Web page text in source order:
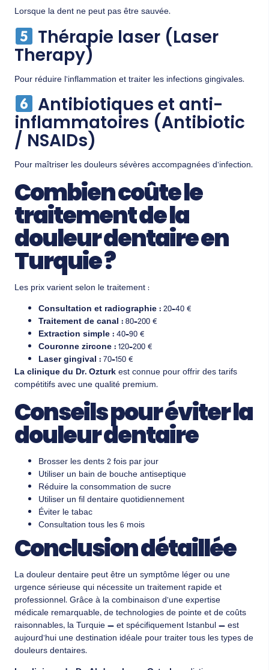
Lorsque la dent ne peut pas être sauvée.
Thérapie laser (Laser
Therapy)
Pour réduire l’inflammation et traiter les infections gingivales.
Antibiotiques et anti-
inflammatoires (Antibiotic
/ NSAIDs)
Pour maîtriser les douleurs sévères accompagnées d’infection.
Combien coûte le
traitement de la
douleur dentaire en
Turquie ?
Les prix varient selon le traitement :
Consultation et radiographie :20–40 €
Traitement de canal :80–200 €
Extraction simple :40–90 €
Couronne zircone :120–200 €
Laser gingival :70–150 €
La clinique du Dr. Ozturkest connue pour offrir des tarifs
compétitifs avec une qualité premium.
Conseils pour éviter la
douleur dentaire
Brosser les dents 2 fois par jour
Utiliser un bain de bouche antiseptique
Réduire la consommation de sucre
Utiliser un fil dentaire quotidiennement
Éviter le tabac
Consultation tous les 6 mois
Conclusion détaillée
La douleur dentaire peut être un symptôme léger ou une
urgence sérieuse qui nécessite un traitement rapide et
professionnel. Grâce à la combinaison d’une expertise
médicale remarquable, de technologies de pointe et de coûts
raisonnables, la Turquie — et spécifiquement Istanbul — est
aujourd’hui une destination idéale pour traiter tous les types de
douleurs dentaires.